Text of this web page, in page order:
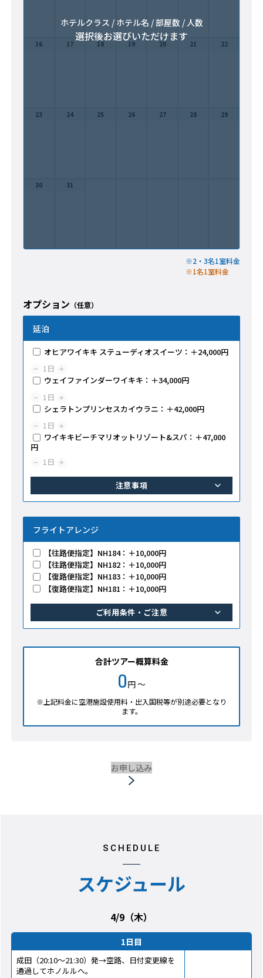
ホテルクラス / ホテル名 / 部屋数 / 人数
選択後お選びいただけます
16 17 18 19 20 21 22
23 24 25 26 27 28 29
30 31
※2・3名1室料金
※1名1室料金
オプション （任意）
延泊
オヒアワイキキ ステューディオスイーツ：＋24,000円
− 1日 ＋
ウェイファインダーワイキキ：＋34,000円
− 1 日 ＋
シェラトンプリンセスカイウラニ：＋42,000円
− 1日 ＋
ワイキキビーチマリオットリゾート&スパ：＋47,000
円
− 1 日 ＋
注意事項
フライトアレンジ
【往路便指定】NH184：＋10,000円
【往路便指定】NH182：＋10,000円
【復路便指定】NH183：＋10,000円
【復路便指定】NH181：＋10,000円
ご利用条件・ご注意
合計ツアー概算料金
0円 ～
※上記料金に空港施設使用料・出入国税等が別途必要となり
ます。
お申し込み
SCHEDULE
スケジュール
4/9（木）
1日目
成田（20:10～21:30）発→空路、日付変更線を
通過してホノルルへ。